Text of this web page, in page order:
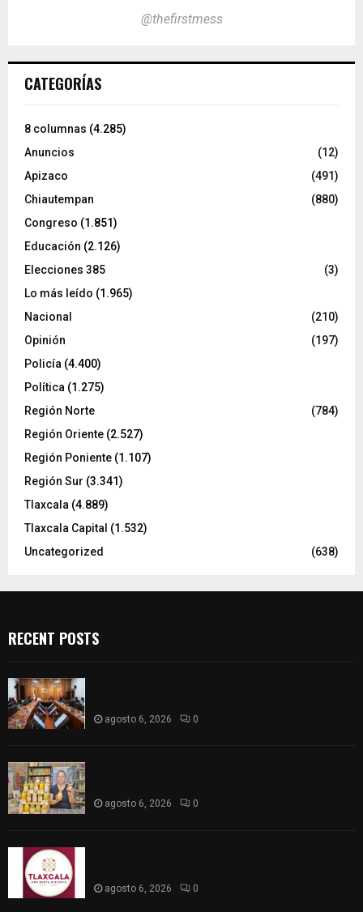
@thefirstmess
CATEGORÍAS
8 columnas (4.285)
Anuncios
(12)
Apizaco
(491)
Chiautempan
(880)
Congreso (1.851)
Educación (2.126)
Elecciones 385
(3)
Lo más leído (1.965)
Nacional
(210)
Opinión
(197)
Policía (4.400)
Política (1.275)
Región Norte
(784)
Región Oriente (2.527)
Región Poniente (1.107)
Región Sur (3.341)
Tlaxcala (4.889)
Tlaxcala Capital (1.532)
Uncategorized
(638)
RECENT POSTS
agosto 6, 2026 0
agosto 6, 2026 0
agosto 6, 2026 0